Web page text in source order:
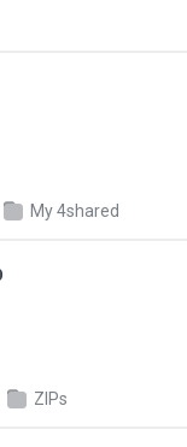
My 4shared
ZIPs